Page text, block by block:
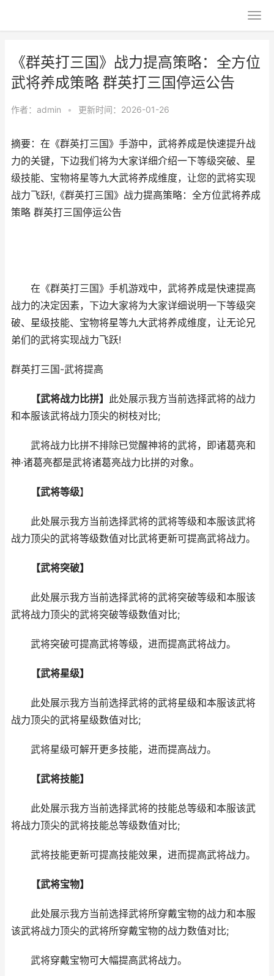
《群英打三国》战力提高策略：全方位
武将养成策略 群英打三国停运公告
作者： admin • 更新时间：2026-01-26
摘要：在《群英打三国》手游中，武将养成是快速提升战
力的关键，下边我们将为大家详细介绍一下等级突破、星
级技能、宝物将星等九大武将养成维度，让您的武将实现
战力飞跃!,《群英打三国》战力提高策略：全方位武将养成
策略 群英打三国停运公告
在《群英打三国》手机游戏中，武将养成是快速提高
战力的决定因素，下边大家将为大家详细说明一下等级突
破、星级技能、宝物将星等九大武将养成维度，让无论兄
弟们的武将实现战力飞跃!
群英打三国-武将提高
【武将战力比拼】
此处展示我方当前选择武将的战力
和本服该武将战力顶尖的树枝对比;
武将战力比拼不排除已觉醒神将的武将，即诸葛亮和
神·诸葛亮都是武将诸葛亮战力比拼的对象。
【武将等级】
此处展示我方当前选择武将的武将等级和本服该武将
战力顶尖的武将等级数值对比武将更新可提高武将战力。
【武将突破】
此处展示我方当前选择武将的武将突破等级和本服该
武将战力顶尖的武将突破等级数值对比;
武将突破可提高武将等级，进而提高武将战力。
【武将星级】
此处展示我方当前选择武将的武将星级和本服该武将
战力顶尖的武将星级数值对比;
武将星级可解开更多技能，进而提高战力。
【武将技能】
此处展示我方当前选择武将的技能总等级和本服该武
将战力顶尖的武将技能总等级数值对比;
武将技能更新可提高技能效果，进而提高武将战力。
【武将宝物】
此处展示我方当前选择武将所穿戴宝物的战力和本服
该武将战力顶尖的武将所穿戴宝物的战力数值对比;
武将穿戴宝物可大幅提高武将战力。